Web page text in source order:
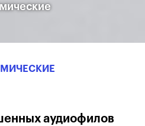
аудиофилов